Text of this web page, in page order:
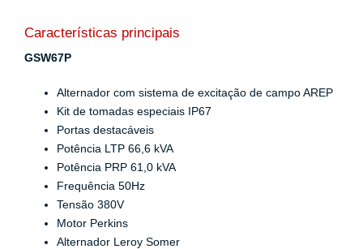
Características principais
GSW67P
Alternador com sistema de excitação de campo AREP
Kit de tomadas especiais IP67
Portas destacáveis
Potência LTP 66,6 kVA
Potência PRP 61,0 kVA
Frequência 50Hz
Tensão 380V
Motor Perkins
Alternador Leroy Somer